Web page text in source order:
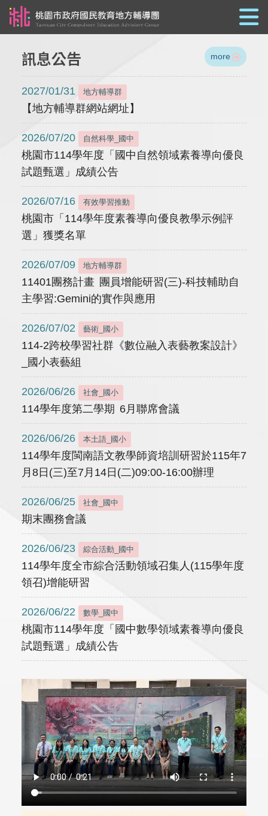
訊息公告 more
2027/01/31 地方輔導群
【地方輔導群網站網址】
2026/07/20 自然科學_國中
桃園市114學年度「國中自然領域素養導向優良
試題甄選」成績公告
2026/07/16 有效學習推動
桃園市「114學年度素養導向優良教學示例評
選」獲獎名單
2026/07/09 地方輔導群
11401團務計畫 團員增能研習(三)-科技輔助自
主學習:Gemini的實作與應用
2026/07/02 藝術_國小
114-2跨校學習社群《數位融入表藝教案設計》
_國小表藝組
2026/06/26 社會_國小
114學年度第二學期 6月聯席會議
2026/06/26 本土語_國小
114學年度閩南語文教學師資培訓研習於115年7
月8日(三)至7月14日(二)09:00-16:00辦理
2026/06/25 社會_國中
期末團務會議
2026/06/23 綜合活動_國中
114學年度全市綜合活動領域召集人(115學年度
領召)增能研習
2026/06/22 數學_國中
桃園市114學年度「國中數學領域素養導向優良
試題甄選」成績公告